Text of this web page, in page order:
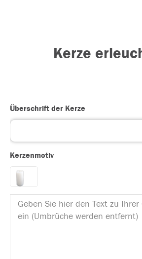
Kerze
Überschrift der Kerze
Kerzenmotiv